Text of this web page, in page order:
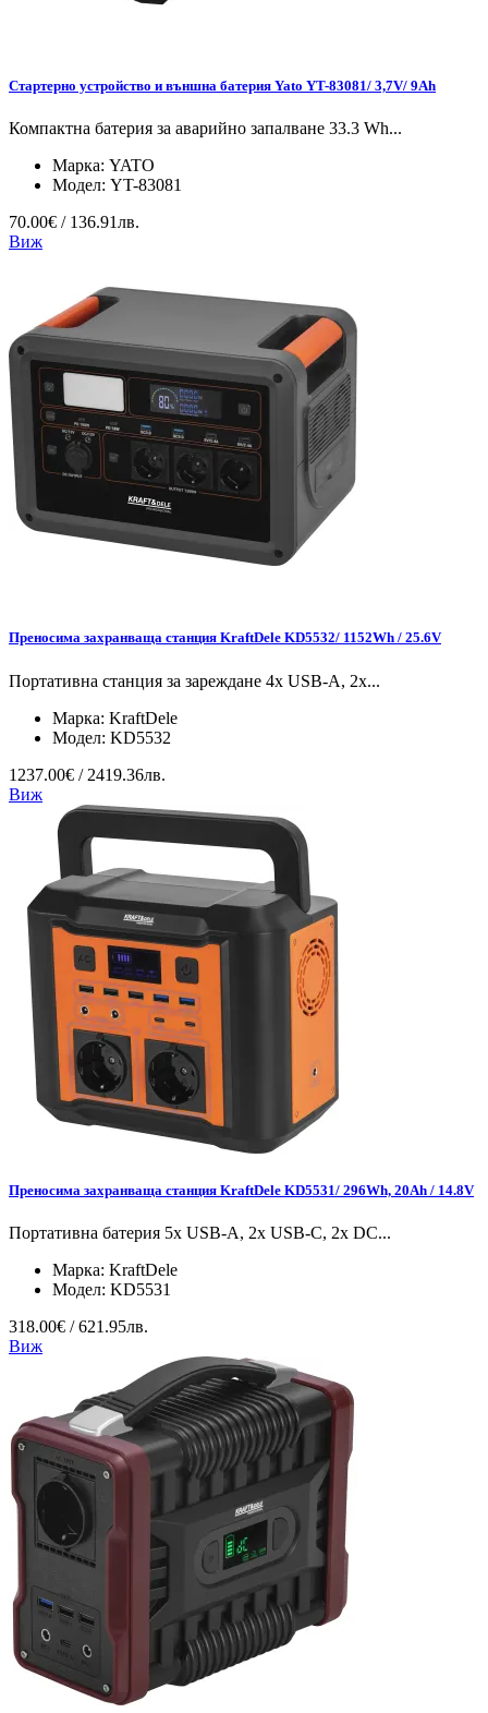
Стартерно устройство и външна батерия Yato YT-83081/ 3,7V/ 9Ah
Компактна батерия за аварийно запалване 33.3 Wh...
Марка: YATO
Модел: YT-83081
70.00€ / 136.91лв.
Виж
Преносима захранваща станция KraftDele KD5532/ 1152Wh / 25.6V
Портативна станция за зареждане 4x USB-A, 2x...
Марка: KraftDele
Модел: KD5532
1237.00€ / 2419.36лв.
Виж
Преносима захранваща станция KraftDele KD5531/ 296Wh, 20Ah / 14.8V
Портативна батерия 5x USB-A, 2x USB-C, 2x DC...
Марка: KraftDele
Модел: KD5531
318.00€ / 621.95лв.
Виж